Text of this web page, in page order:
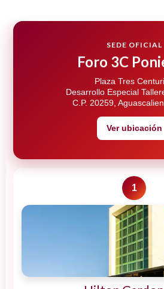
SEDE OFICIAL
Foro 3C
Plaza Tres
Desarrollo Especial
C.P. 20259,
Ver ubicación
1
12